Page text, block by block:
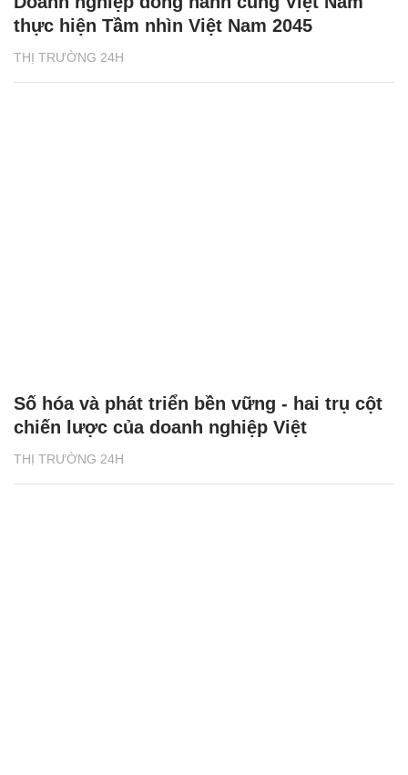
THỊ TRƯỜNG 24H
thực hiện Tầm nhìn Việt Nam 2045
THỊ TRƯỜNG 24H
Số hóa và phát triển bền vững - hai trụ cột
chiến lược của doanh nghiệp Việt